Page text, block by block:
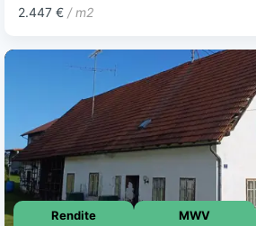
2.447 € / m2
Rendite MWV